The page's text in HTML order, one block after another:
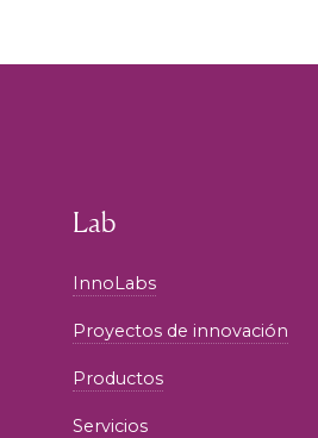
Lab
InnoLabs
Proyectos de innovación
Productos
Servicios